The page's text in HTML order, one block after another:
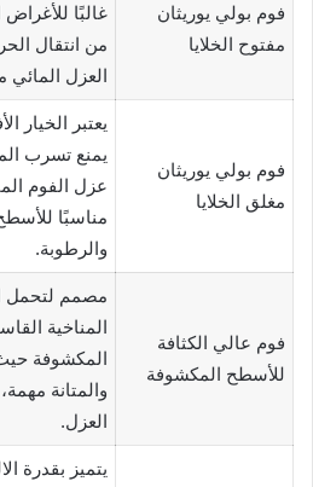
فوم بولي يوريثان
مفتوح الخلايا
غالبًا
من انتقال
العزل المائي
فوم بولي يوريثان
مغلق الخلايا
يعتبر الخيار
يمنع تسرب
عزل الفوم
مناسبًا
والرطوبة.
فوم عالي الكثافة
للأسطح المكشوفة
مصمم لتحمل
المناخية
المكشوفة
والمتانة
العزل.
يتميز بقدرة